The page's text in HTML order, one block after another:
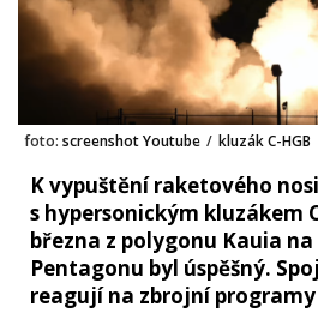
foto: screenshot Youtube / kluzák C-HGB
K vypuštění raketového
s hypersonickým kluzákem
března z polygonu Kauia
Pentagonu byl úspěšný.
reagují na zbrojní programy